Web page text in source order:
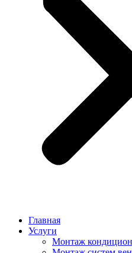
Главная
Услуги
Монтаж